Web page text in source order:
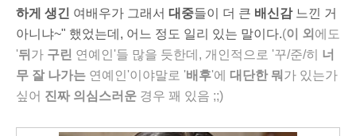
하게 생긴 여배우가 그래서 대중들이 더 큰 배신감느낀 거
아니냐~" 했었는데, 어느 정도 일리 있는 말이다.(이 외 에도
'뒤 가 구린 연예인'들 많을 듯한데, 개인적으로 '꾸/준/히 너
무 잘 나가는 연예인'이야말로 '배후'에 대단한 뭐 가 있는가
싶어 진짜 의심 스러운 경우 꽤 있음 ;;)